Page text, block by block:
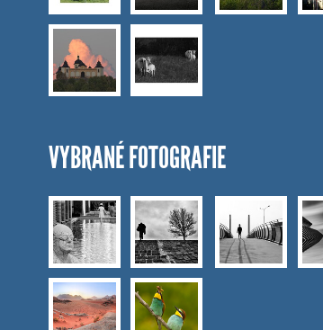
VYBRANÉ FOTOGRAFIE